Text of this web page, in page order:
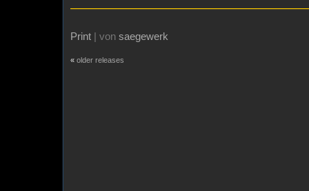
Print | von saegewerk
« older releases